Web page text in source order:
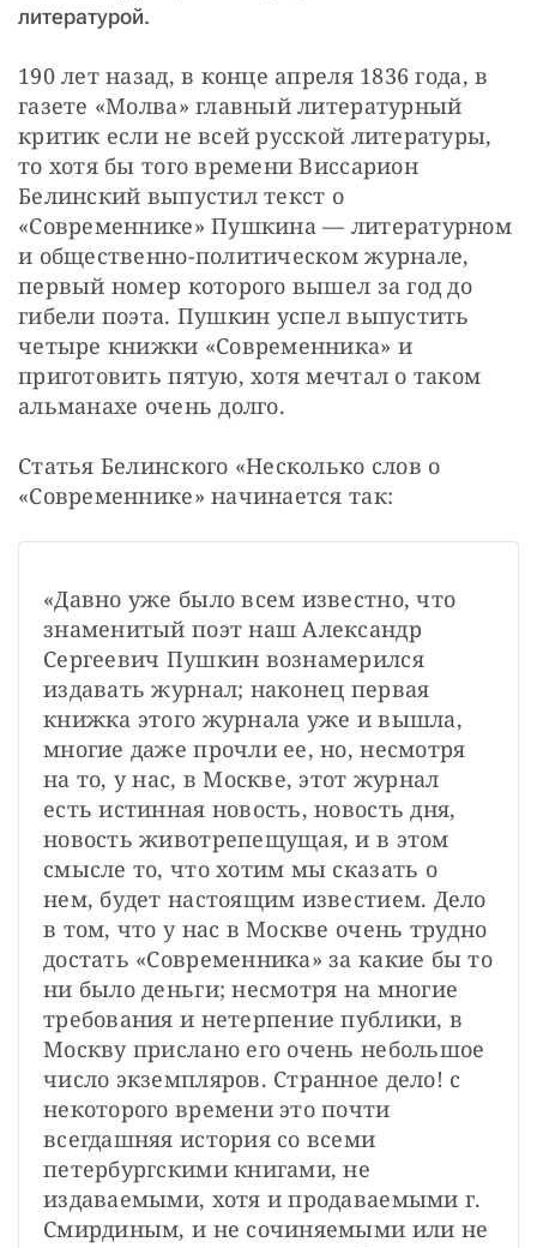
литературой.
190 лет назад, в конце апреля 1836 года, в
газете «Молва» главный литературный
критик если не всей русской литературы,
то хотя бы того времени Виссарион
Белинский выпустил текст о
«Современнике» Пушкина — литературном
и общественно-политическом журнале,
первый номер которого вышел за год до
гибели поэта. Пушкин успел выпустить
четыре книжки «Современника» и
приготовить пятую, хотя мечтал о таком
альманахе очень долго.
Статья Белинского «Несколько слов о
«Современнике» начинается так:
«Давно уже было всем известно, что
знаменитый поэт наш Александр
Сергеевич Пушкин вознамерился
издавать журнал; наконец первая
книжка этого журнала уже и вышла,
многие даже прочли ее, но, несмотря
на то, у нас, в Москве, этот журнал
есть истинная новость, новость дня,
новость животрепещущая, и в этом
смысле то, что хотим мы сказать о
нем, будет настоящим известием. Дело
в том, что у нас в Москве очень трудно
достать «Современника» за какие бы то
ни было деньги; несмотря на многие
требования и нетерпение публики, в
Москву прислано его очень небольшое
число экземпляров. Странное дело! с
некоторого времени это почти
всегдашняя история со всеми
петербургскими книгами, не
издаваемыми, хотя и продаваемыми г.
Смирдиным, и не сочиняемыми или не